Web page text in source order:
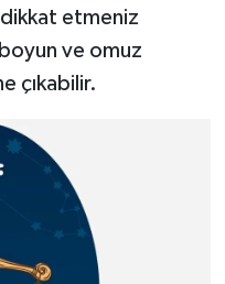
dikkat etmeniz
boyun ve omuz
çıkabilir.